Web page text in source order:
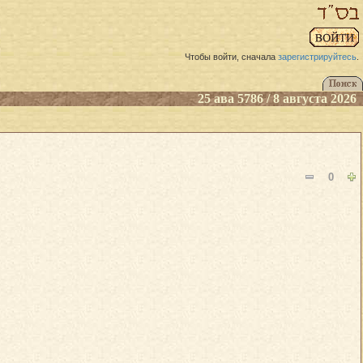
Чтобы войти, сначала зарегистрируйтесь.
25 ава 5786 / 8 августа 2026
0